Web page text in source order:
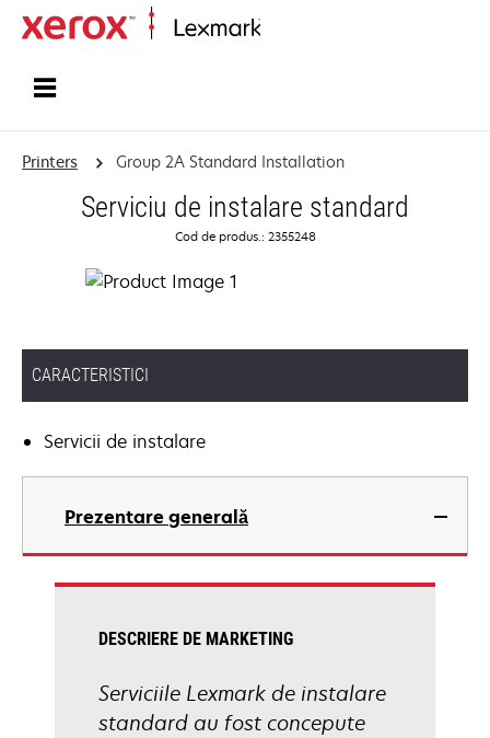
Printers Group 2A Standard Installation
Serviciu de instalare standard
Cod de produs.: 2355248
CARACTERISTICI
Servicii de instalare
Prezentare generală
DESCRIERE DE MARKETING
Serviciile Lexmark de instalare
standard au fost concepute